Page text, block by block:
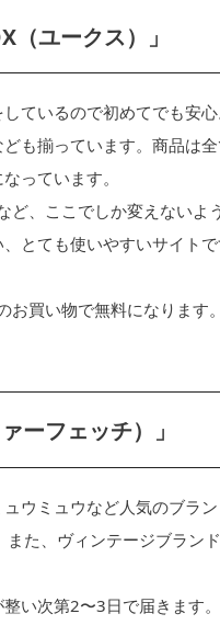
ユークス）」
ているので初めてでも安心
も揃っています。商品は
っています。
、ここでしか変えないよ
とても使いやすいサイト
買い物で無料になります。
ーフェッチ）」
ウミュウなど人気のブラン
た、ヴィンテージブラン
い次第2〜3日で届きます